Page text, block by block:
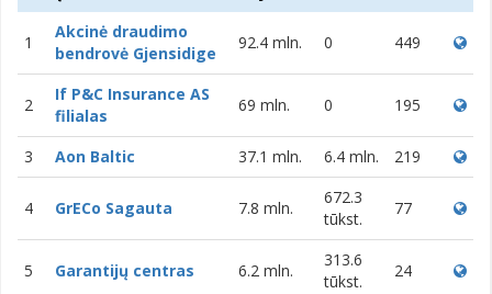
1
Akcinė draudimo
bendrovė Gjensidige
92.4 mln. 0 449
2
If P&C Insurance AS
filialas
69 mln. 0 195
3 Aon Baltic 37.1 mln. 6.4 mln. 219
4 GrECo Sagauta 7.8 mln.
672.3
tūkst.
77
5 Garantijų centras 6.2 mln.
313.6
tūkst.
24